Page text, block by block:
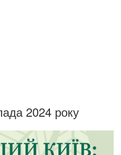
2024 року